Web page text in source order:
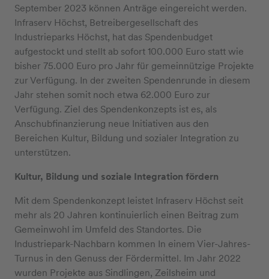
September 2023 können Anträge eingereicht werden.
Infraserv Höchst, Betreibergesellschaft des
Industrieparks Höchst, hat das Spendenbudget
aufgestockt und stellt ab sofort 100.000 Euro statt wie
bisher 75.000 Euro pro Jahr für gemeinnützige Projekte
zur Verfügung. In der zweiten Spendenrunde in diesem
Jahr stehen somit noch etwa 62.000 Euro zur
Verfügung. Ziel des Spendenkonzepts ist es, als
Anschubfinanzierung neue Initiativen aus den
Bereichen Kultur, Bildung und sozialer Integration zu
unterstützen.
Kultur, Bildung und soziale Integration fördern
Mit dem Spendenkonzept leistet Infraserv Höchst seit
mehr als 20 Jahren kontinuierlich einen Beitrag zum
Gemeinwohl im Umfeld des Standortes. Die
Industriepark-Nachbarn kommen In einem Vier-Jahres-
Turnus in den Genuss der Fördermittel. Im Jahr 2022
wurden Projekte aus Sindlingen, Zeilsheim und